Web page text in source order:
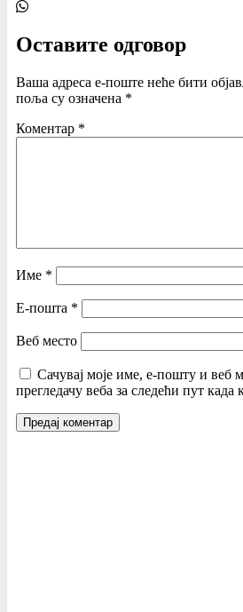
Оставите одговор
Ваша адреса е-поште неће бити
поља су означена *
Коментар *
Име *
Е-пошта *
Веб место
Сачувај моје име, е-пошту и веб
прегледачу веба за следећи пут